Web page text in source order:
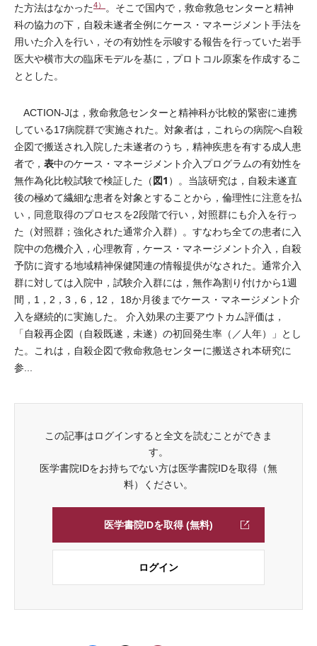
た方法はなかった4）
。そこで国内で，救命救急センターと精神
科の協力の下，自殺未遂者全例にケース・マネージメント手法を
用いた介入を行い，その有効性を示唆する報告を行っていた岩手
医大や横市大の臨床モデルを基に，プロトコル原案を作成するこ
ととした。
ACTION-Jは，救命救急センターと精神科が比較的緊密に連携
している17病院群で実施された。対象者は，これらの病院へ自殺
企図で搬送され入院した未遂者のうち，精神疾患を有する成人患
者で， 表中のケース・マネージメント介入プログラムの有効性を
無作為化比較試験で検証した（図1 ）。当該研究は，自殺未遂直
後の極めて繊細な患者を対象とすることから，倫理性に注意を払
い，同意取得のプロセスを2段階で行い，対照群にも介入を行っ
た（対照群；強化された通常介入群）。すなわち全ての患者に入
院中の危機介入，心理教育，ケース・マネージメント介入，自殺
予防に資する地域精神保健関連の情報提供がなされた。通常介入
群に対しては入院中，試験介入群には，無作為割り付けから1週
間，1，2，3，6，12， 18か月後までケース・マネージメント介
入を継続的に実施した。 介入効果の主要アウトカム評価は，
「自殺再企図（自殺既遂，未遂）の初回発生率（／人年）」とし
た。これは，自殺企図で救命救急センターに搬送され本研究に
参...
この記事はログインすると全文を読むことができま
す。
医学書院IDをお持ちでない方は医学書院IDを取得（無
料）ください。
医学書院IDを取得 (無料)
ログイン